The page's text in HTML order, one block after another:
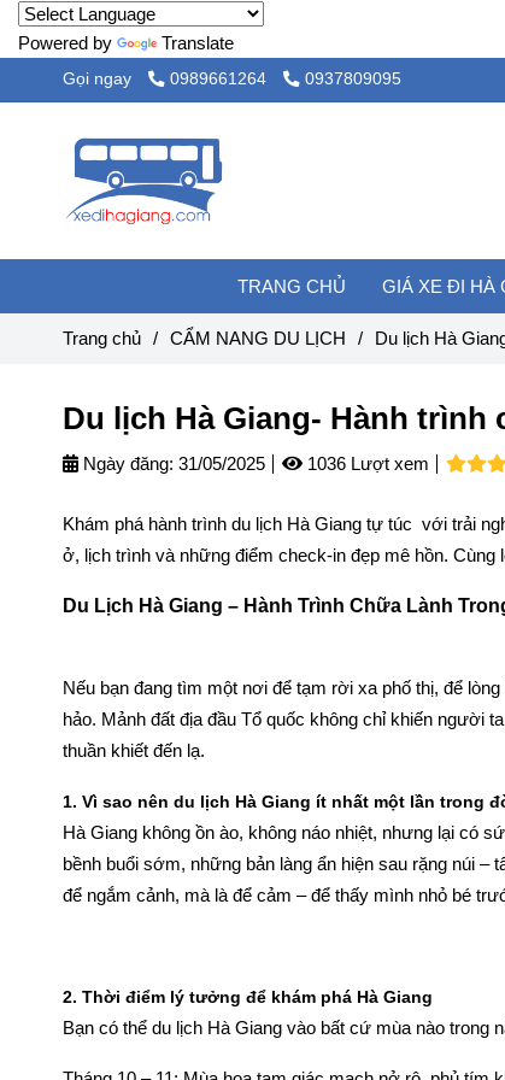
Powered by Translate
Gọi ngay 0989661264 0937809095
TRANG CHỦ GIÁ XE ĐI HÀ
Trang chủ / CẨM NANG DU LỊCH / Du lịch Hà
Du lịch Hà Giang- Hành
Ngày đăng: 31/05/2025 1036 Lượt xem
Khám phá hành trình du lịch Hà Giang tự túc với trải
ở, lịch trình và những điểm check-in đẹp mê hồn.
Du Lịch Hà Giang – Hành Trình Chữa Lành
Nếu bạn đang tìm một nơi để tạm rời xa phố thị, để
hảo. Mảnh đất địa đầu Tổ quốc không chỉ khiến người
thuần khiết đến lạ.
1. Vì sao nên du lịch Hà Giang ít nhất một lần trong
Hà Giang không ồn ào, không náo nhiệt, nhưng lại có
bềnh buổi sớm, những bản làng ẩn hiện sau rặng núi
để ngắm cảnh, mà là để cảm – để thấy mình nhỏ bé
2. Thời điểm lý tưởng để khám phá Hà Giang
Bạn có thể du lịch Hà Giang vào bất cứ mùa nào trong